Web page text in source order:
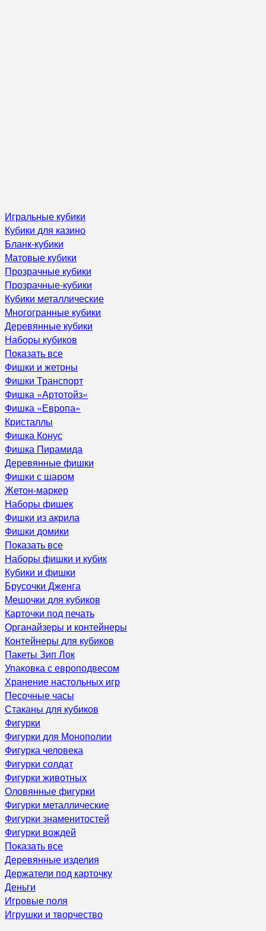
Игральные кубики
Кубики для казино
Бланк-кубики
Матовые кубики
Прозрачные кубики
Прозрачные-кубики
Кубики металлические
Многогранные кубики
Деревянные кубики
Наборы кубиков
Показать все
Фишки и жетоны
Фишки Транспорт
Фишка «Артотойз»
Фишка «Европа»
Кристаллы
Фишка Конус
Фишка Пирамида
Деревянные фишки
Фишки с шаром
Жетон-маркер
Наборы фишек
Фишки из акрила
Фишки домики
Показать все
Наборы фишки и кубик
Кубики и фишки
Брусочки Дженга
Мешочки для кубиков
Карточки под печать
Органайзеры и контейнеры
Контейнеры для кубиков
Пакеты Зип Лок
Упаковка с европодвесом
Хранение настольных игр
Песочные часы
Стаканы для кубиков
Фигурки
Фигурки для Монополии
Фигурка человека
Фигурки солдат
Фигурки животных
Оловянные фигурки
Фигурки металлические
Фигурки знаменитостей
Фигурки вождей
Показать все
Деревянные изделия
Держатели под карточку
Деньги
Игровые поля
Игрушки и творчество